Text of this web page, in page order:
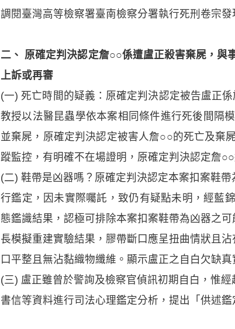
調閱臺灣高等檢察署臺南檢察分署執行死刑卷宗
二、 原確定判決認定詹○○係遭盧正殺害棄屍，與
上訴或再審
(一) 死亡時間的疑義：原確定判決認定被告盧正
教授以法醫昆蟲學依本案相同條件進行死後間隔
並棄屍，原確定判決認定被害人詹○○的死亡及棄
蹤監控，有明確不在場證明，原確定判決認定詹
(二) 鞋帶是凶器嗎？原確定判決認定本案扣案鞋
行鑑定，因未實際囑託，致仍有疑點未明，經藍
態鑑識結果，認極可排除本案扣案鞋帶為凶器之
長模擬重建實驗結果，膠帶斷口應呈扭曲情狀且
口平整且無沾黏織物纖維。顯示盧正之自白欠缺
(三) 盧正雖曾於警詢及檢察官偵訊初期自白，惟
書信等資料進行司法心理鑑定分析，提出「供述